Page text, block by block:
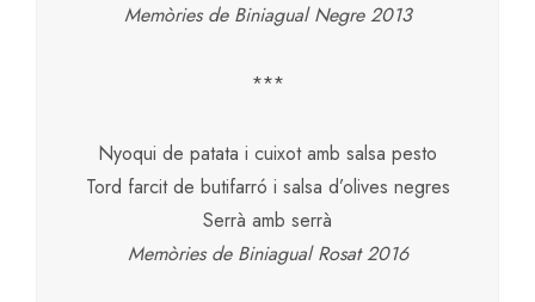
Memòries de Biniagual Negre 2013
***
Nyoqui de patata i cuixot amb salsa pesto
Tord farcit de butifarró i salsa d’olives negres
Serrà amb serrà
Memòries de Biniagual Rosat 2016